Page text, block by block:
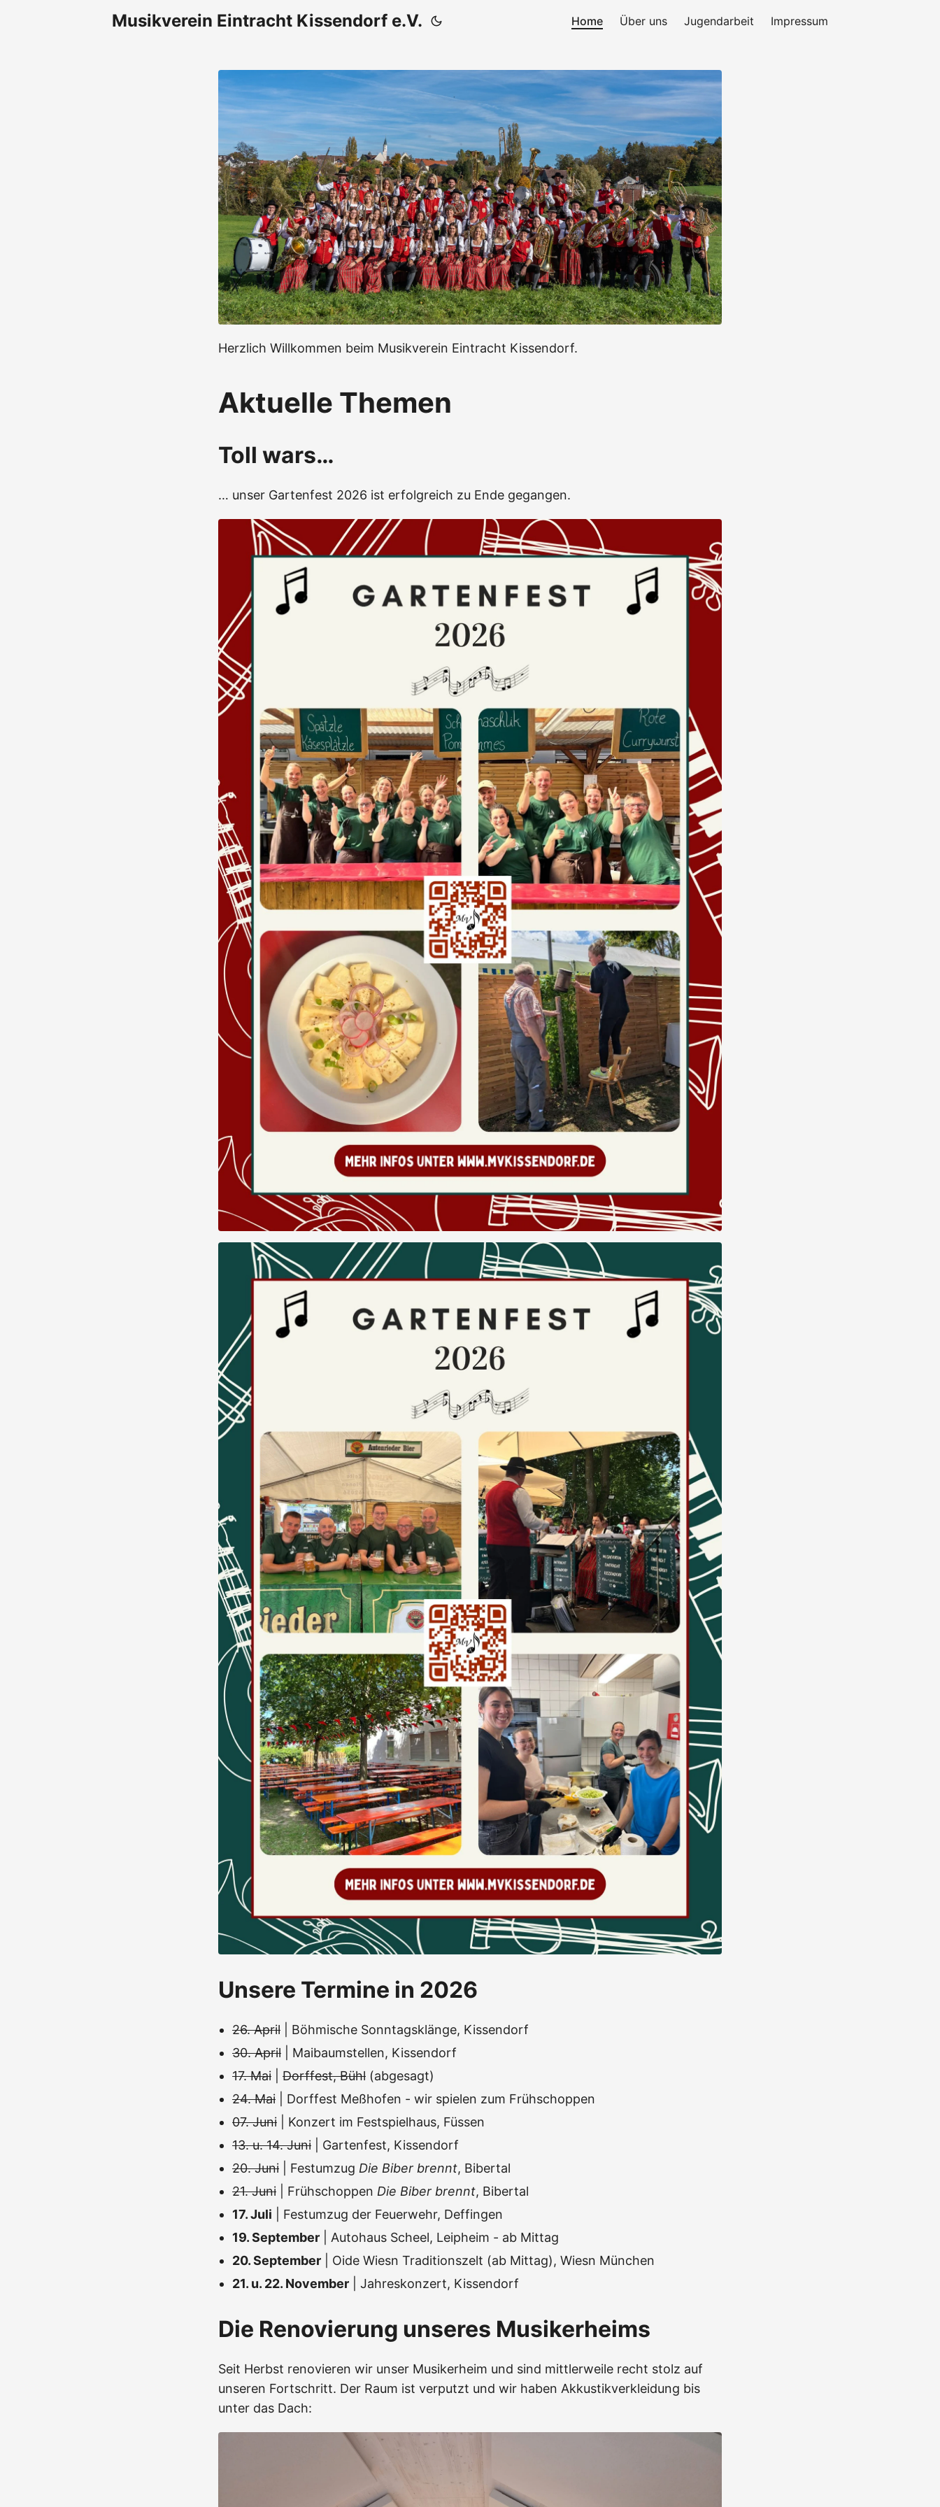
Musikverein Eintracht Kissendorf e.V. Home Über uns Jugendarbeit Impressum
Herzlich Willkommen beim Musikverein Eintracht Kissendorf.
Aktuelle Themen
Toll wars…
… unser Gartenfest 2026 ist erfolgreich zu Ende gegangen.
Unsere Termine in 2026
26. April | Böhmische Sonntagsklänge, Kissendorf
30. April | Maibaumstellen, Kissendorf
17. Mai
Dorffest, Bühl (abgesagt)
24. Mai | Dorffest Meßhofen - wir spielen zum Frühschoppen
07. Juni | Konzert im Festspielhaus, Füssen
13. u. 14. Juni | Gartenfest, Kissendorf
20. Juni | Festumzug Die Biber brennt, Bibertal
21. Juni | Frühschoppen Die Biber brennt, Bibertal
17. Juli | Festumzug der Feuerwehr, Deffingen
19. September | Autohaus Scheel, Leipheim - ab Mittag
20. September | Oide Wiesn Traditionszelt (ab Mittag), Wiesn München
21. u. 22. November | Jahreskonzert, Kissendorf
Die Renovierung unseres Musikerheims
Seit Herbst renovieren wir unser Musikerheim und sind mittlerweile recht stolz auf
unseren Fortschritt. Der Raum ist verputzt und wir haben Akkustikverkleidung bis
unter das Dach: